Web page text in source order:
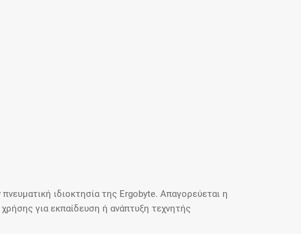
ιδιοκτησία της Ergobyte. Απαγορεύεται η
για εκπαίδευση ή ανάπτυξη τεχνητής